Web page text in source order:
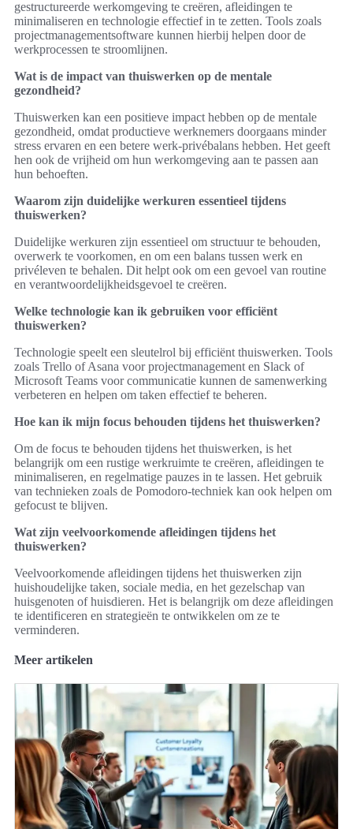
gestructureerde werkomgeving te creëren, afleidingen te
minimaliseren en technologie effectief in te zetten. Tools zoals
projectmanagementsoftware kunnen hierbij helpen door de
werkprocessen te stroomlijnen.
Wat is de impact van thuiswerken op de mentale
gezondheid?
Thuiswerken kan een positieve impact hebben op de mentale
gezondheid, omdat productieve werknemers doorgaans minder
stress ervaren en een betere werk-privébalans hebben. Het geeft
hen ook de vrijheid om hun werkomgeving aan te passen aan
hun behoeften.
Waarom zijn duidelijke werkuren essentieel tijdens
thuiswerken?
Duidelijke werkuren zijn essentieel om structuur te behouden,
overwerk te voorkomen, en om een balans tussen werk en
privéleven te behalen. Dit helpt ook om een gevoel van routine
en verantwoordelijkheidsgevoel te creëren.
Welke technologie kan ik gebruiken voor efficiënt
thuiswerken?
Technologie speelt een sleutelrol bij efficiënt thuiswerken. Tools
zoals Trello of Asana voor projectmanagement en Slack of
Microsoft Teams voor communicatie kunnen de samenwerking
verbeteren en helpen om taken effectief te beheren.
Hoe kan ik mijn focus behouden tijdens het thuiswerken?
Om de focus te behouden tijdens het thuiswerken, is het
belangrijk om een rustige werkruimte te creëren, afleidingen te
minimaliseren, en regelmatige pauzes in te lassen. Het gebruik
van technieken zoals de Pomodoro-techniek kan ook helpen om
gefocust te blijven.
Wat zijn veelvoorkomende afleidingen tijdens het
thuiswerken?
Veelvoorkomende afleidingen tijdens het thuiswerken zijn
huishoudelijke taken, sociale media, en het gezelschap van
huisgenoten of huisdieren. Het is belangrijk om deze afleidingen
te identificeren en strategieën te ontwikkelen om ze te
verminderen.
Meer artikelen